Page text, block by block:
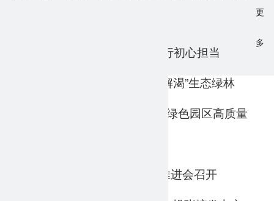
张掖经开区：缅怀革命先烈 践行初心担当
张掖经开区：中水“变废为宝” “解渴”生态绿林
张掖经开区：以“节水优先”赋能绿色园区高质量
张掖经开区一季度项目开复工推进会召开
更
多